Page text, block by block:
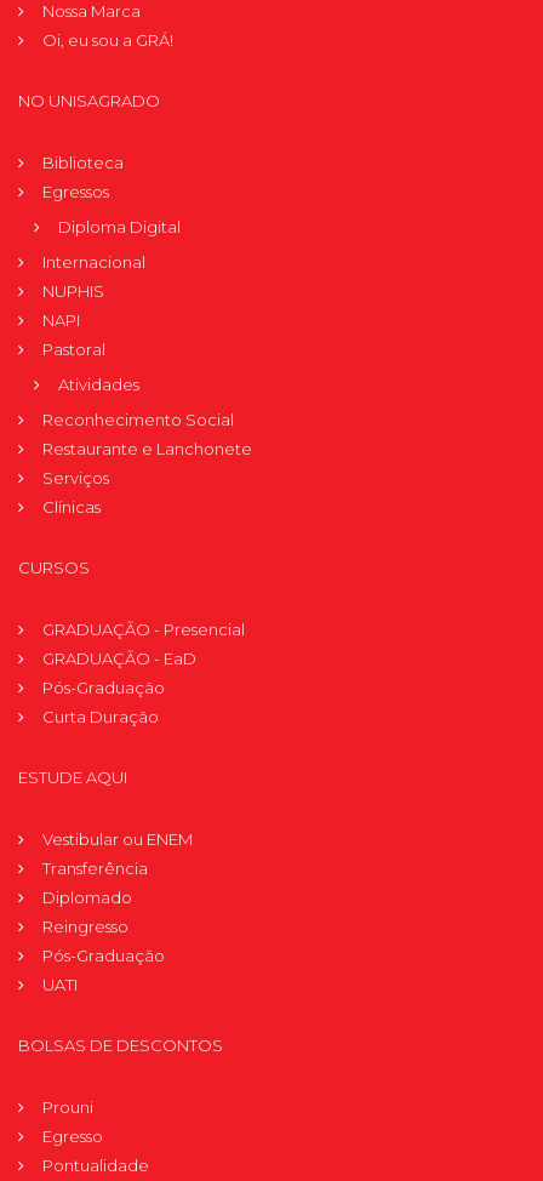
Nossa Marca
Oi, eu sou a GRÁ!
NO UNISAGRADO
Biblioteca
Egressos
Diploma Digital
Internacional
NUPHIS
NAPI
Pastoral
Atividades
Reconhecimento Social
Restaurante e Lanchonete
Serviços
Clínicas
CURSOS
GRADUAÇÃO - Presencial
GRADUAÇÃO - EaD
Pós-Graduação
Curta Duração
ESTUDE AQUI
Vestibular ou ENEM
Transferência
Diplomado
Reingresso
Pós-Graduação
UATI
BOLSAS DE DESCONTOS
Prouni
Egresso
Pontualidade